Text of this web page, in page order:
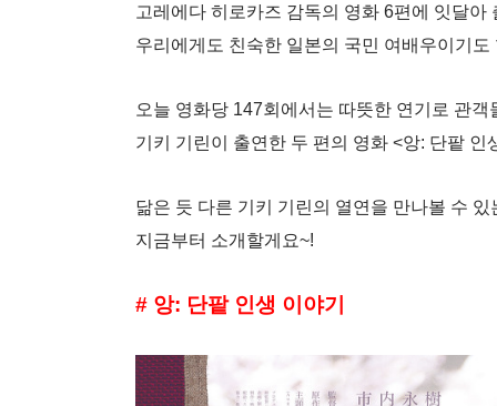
고레에다 히로카즈 감독의 영화 6편에 잇달아
우리에게도 친숙한 일본의 국민 여배우이기도
오늘 영화당 147회에서는 따뜻한 연기로 관
기키 기린이 출연한 두 편의 영화 <앙: 단팥
닮은 듯 다른 기키 기린의 열연을 만나볼 수 있
지금부터 소개할게요~!
# 앙: 단팥 인생 이야기